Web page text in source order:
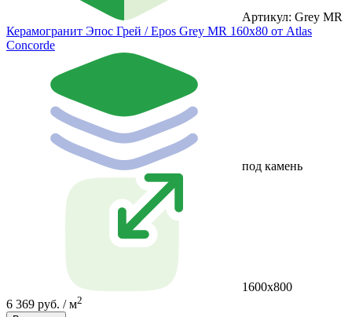
Артикул: Grey MR
Керамогранит Эпос Грей / Epos Grey MR 160x80 от Atlas
Concorde
под камень
1600x800
6 369 руб. / м2